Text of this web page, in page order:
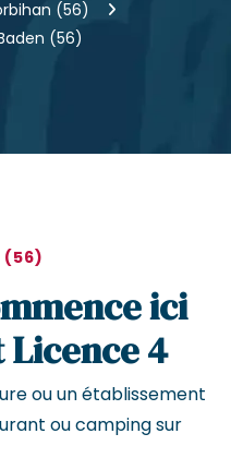
(56)
(56)
(56)
ici
Licence 4
ou un établissement
ou camping sur